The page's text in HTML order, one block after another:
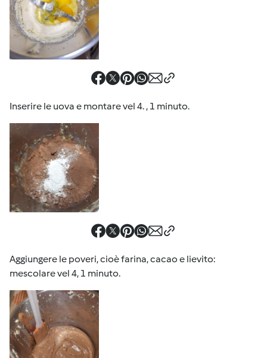
Inserire le uova e montare vel 4. , 1 minuto.
Aggiungere le poveri, cioè farina, cacao e lievito:
mescolare vel 4, 1 minuto.